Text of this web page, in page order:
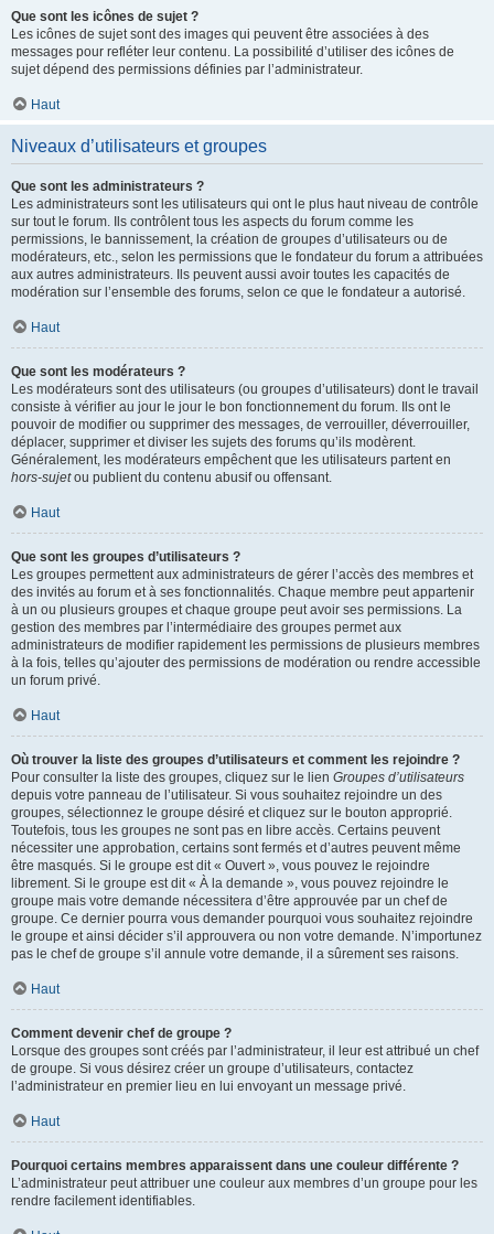
Que sont les icônes de sujet ?
Les icônes de sujet sont des images qui peuvent être associées à des
messages pour refléter leur contenu. La possibilité d’utiliser des icônes de
sujet dépend des permissions définies par l’administrateur.
Haut
Niveaux d’utilisateurs et groupes
Que sont les administrateurs ?
Les administrateurs sont les utilisateurs qui ont le plus haut niveau de contrôle
sur tout le forum. Ils contrôlent tous les aspects du forum comme les
permissions, le bannissement, la création de groupes d’utilisateurs ou de
modérateurs, etc., selon les permissions que le fondateur du forum a attribuées
aux autres administrateurs. Ils peuvent aussi avoir toutes les capacités de
modération sur l’ensemble des forums, selon ce que le fondateur a autorisé.
Haut
Que sont les modérateurs ?
Les modérateurs sont des utilisateurs (ou groupes d’utilisateurs) dont le travail
consiste à vérifier au jour le jour le bon fonctionnement du forum. Ils ont le
pouvoir de modifier ou supprimer des messages, de verrouiller, déverrouiller,
déplacer, supprimer et diviser les sujets des forums qu’ils modèrent.
Généralement, les modérateurs empêchent que les utilisateurs partent en
hors-sujetou publient du contenu abusif ou offensant.
Haut
Que sont les groupes d’utilisateurs ?
Les groupes permettent aux administrateurs de gérer l’accès des membres et
des invités au forum et à ses fonctionnalités. Chaque membre peut appartenir
à un ou plusieurs groupes et chaque groupe peut avoir ses permissions. La
gestion des membres par l’intermédiaire des groupes permet aux
administrateurs de modifier rapidement les permissions de plusieurs membres
à la fois, telles qu’ajouter des permissions de modération ou rendre accessible
un forum privé.
Haut
Où trouver la liste des groupes d’utilisateurs et comment les rejoindre ?
Pour consulter la liste des groupes, cliquez sur le lien Groupes d’utilisateurs
depuis votre panneau de l’utilisateur. Si vous souhaitez rejoindre un des
groupes, sélectionnez le groupe désiré et cliquez sur le bouton approprié.
Toutefois, tous les groupes ne sont pas en libre accès. Certains peuvent
nécessiter une approbation, certains sont fermés et d’autres peuvent même
être masqués. Si le groupe est dit « Ouvert », vous pouvez le rejoindre
librement. Si le groupe est dit « À la demande », vous pouvez rejoindre le
groupe mais votre demande nécessitera d’être approuvée par un chef de
groupe. Ce dernier pourra vous demander pourquoi vous souhaitez rejoindre
le groupe et ainsi décider s’il approuvera ou non votre demande. N’importunez
pas le chef de groupe s’il annule votre demande, il a sûrement ses raisons.
Haut
Comment devenir chef de groupe ?
Lorsque des groupes sont créés par l’administrateur, il leur est attribué un chef
de groupe. Si vous désirez créer un groupe d’utilisateurs, contactez
l’administrateur en premier lieu en lui envoyant un message privé.
Haut
Pourquoi certains membres apparaissent dans une couleur différente ?
L’administrateur peut attribuer une couleur aux membres d’un groupe pour les
rendre facilement identifiables.